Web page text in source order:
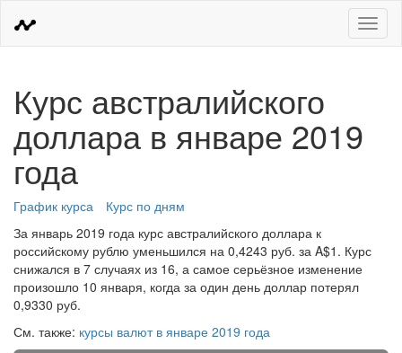
Меню
Курс австралийского
доллара в январе 2019
года
График курса
Курс по дням
За январь 2019 года курс австралийского доллара к
российскому рублю уменьшился на 0,4243 руб. за A$1. Курс
снижался в 7 случаях из 16, а самое серьёзное изменение
произошло 10 января, когда за один день доллар потерял
0,9330 руб.
См. также: курсы валют в январе 2019 года